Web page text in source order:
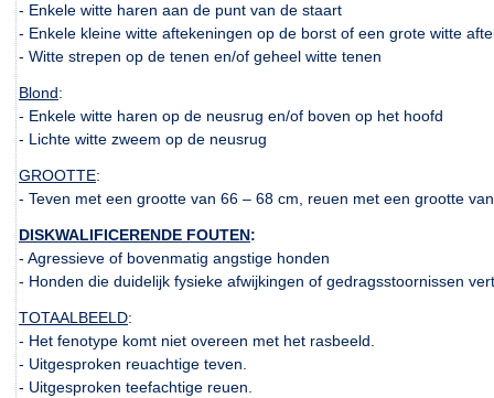
- Enkele witte haren aan de punt van de staart
- Enkele kleine witte aftekeningen op de borst of een grote witte
- Witte strepen op de tenen en/of geheel witte tenen
Blond:
- Enkele witte haren op de neusrug en/of boven op het hoofd
- Lichte witte zweem op de neusrug
GROOTTE:
- Teven met een grootte van 66 – 68 cm, reuen met een grootte
DISKWALIFICERENDE FOUTEN:
- Agressieve of bovenmatig angstige honden
- Honden die duidelijk fysieke afwijkingen of gedragsstoornissen
TOTAALBEELD:
- Het fenotype komt niet overeen met het rasbeeld.
- Uitgesproken reuachtige teven.
- Uitgesproken teefachtige reuen.